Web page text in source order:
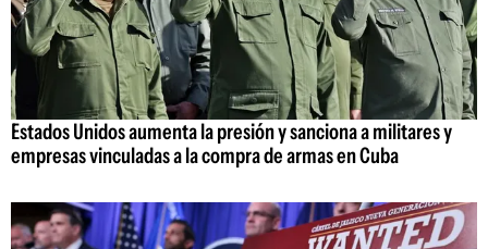
Estados Unidos aumenta la presión y sanciona a militares y
empresas vinculadas a la compra de armas en Cuba